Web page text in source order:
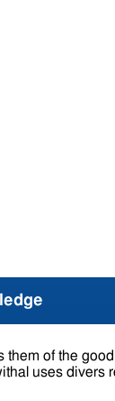
them of the
uses divers